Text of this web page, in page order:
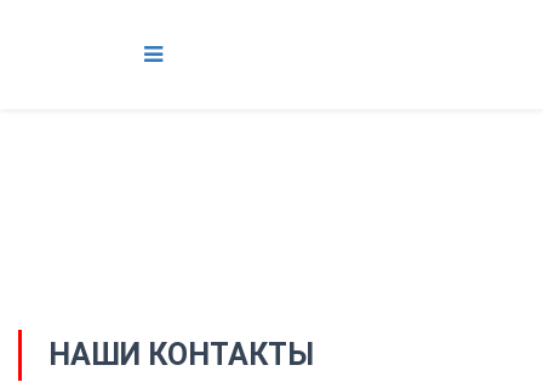
НАШИ КОНТАКТЫ